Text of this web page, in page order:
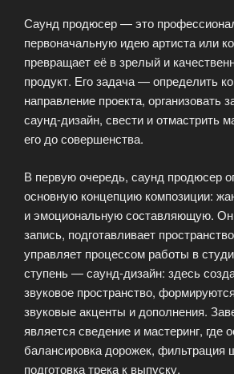
Саунд продюсер — это
первоначальную идею артиста или
превращает её в зрелый и
продукт. Его задача — определить
направление проекта, организовать
саунд-дизайн, свести и отмастрить
его до совершенства.
В первую очередь, саунд продюсер
основную концепцию композиции:
и эмоциональную составляющую. Он
запись, подготавливает
управляет процессом работы в
ступень — саунд-дизайн: здесь
звуковое пространство,
звуковые акценты и дополнения.
является сведение и мастеринг, где
балансировка дорожек, фильтрация
подготовка трека к выпуску.